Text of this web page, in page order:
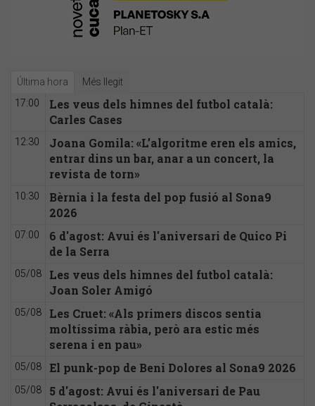
Última hora Més llegit
17:00
Les veus dels himnes del futbol català:
Carles Cases
12:30
Joana Gomila: «L’algoritme eren els amics,
entrar dins un bar, anar a un concert, la
revista de torn»
10:30
Bèrnia i la festa del pop fusió al Sona9
2026
07:00
6 d'agost: Avui és l'aniversari de Quico Pi
de la Serra
05/08
Les veus dels himnes del futbol català:
Joan Soler Amigó
05/08
Les Cruet: «Als primers discos sentia
moltíssima ràbia, però ara estic més
serena i en pau»
05/08 El punk-pop de Beni Dolores al Sona9 2026
05/08
5 d'agost: Avui és l'aniversari de Pau